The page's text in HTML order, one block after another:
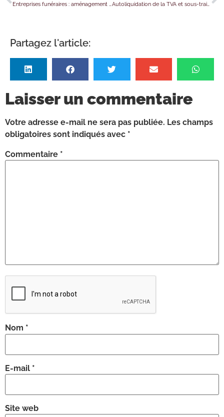
Entreprises funéraires : aménagement des délais d’inhumation et de crémation Autoliquidation de la TVA et sous-traitance : pour tous les travaux ?
Partagez l'article:
Laisser un commentaire
Votre adresse e-mail ne sera pas publiée. Les champs
obligatoires sont indiqués avec *
Commentaire *
Nom *
E-mail *
Site web